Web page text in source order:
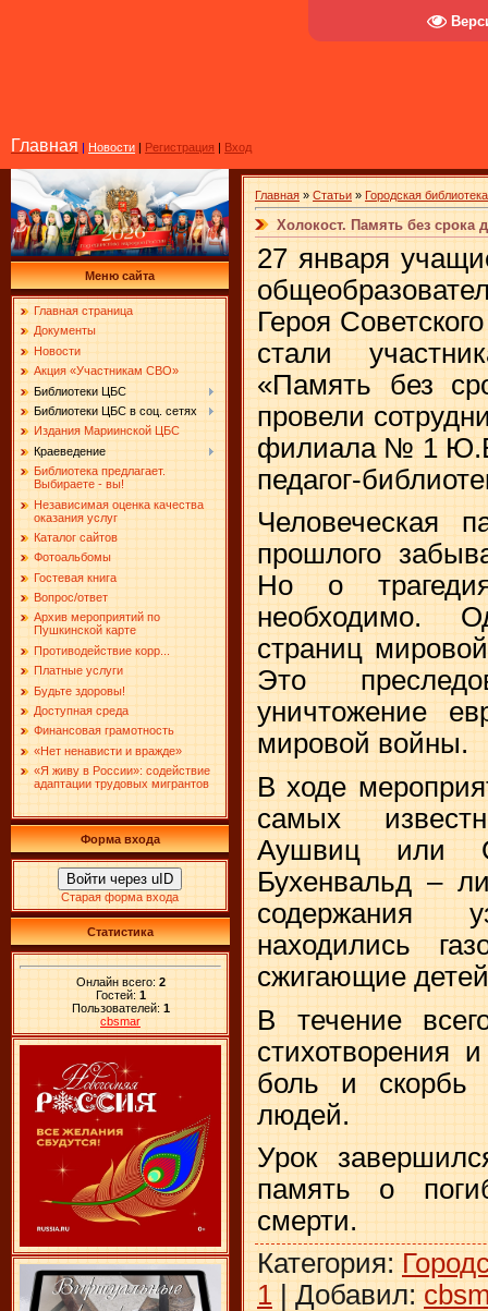
Главная | Новости | Регистрация | Вход
Меню сайта
Главная страница
Документы
Новости
Акция «Участникам СВО»
Библиотеки ЦБС
Библиотеки ЦБС в соц. сетях
Издания Мариинской ЦБС
Краеведение
Библиотека предлагает.
Выбираете - вы!
Независимая оценка качества
оказания услуг
Каталог сайтов
Фотоальбомы
Гостевая книга
Вопрос/ответ
Архив мероприятий по
Пушкинской карте
Противодействие корр...
Платные услуги
Будьте здоровы!
Доступная среда
Финансовая грамотность
«Нет ненависти и вражде»
«Я живу в России»: содействие
адаптации трудовых мигрантов
Форма входа
Войти через uID
Старая форма входа
Статистика
Онлайн всего: 2
Гостей: 1
Пользователей: 1
cbsmar
Главная » Статьи » Городская
Холокост. Память без срока
27 января
Героя
стали
«Память без
провели
филиала № 1
педагог-
Человеческая
прошлого
Но о
необходимо.
страниц
Это
уничтожение
мировой войны.
В ходе
самых
Аушвиц или
Бухенвальд –
содержания
находились
сжигающие
В течение
стихотворения
боль и
людей.
Урок
память о
смерти.
Категория:
1 | Добавил: